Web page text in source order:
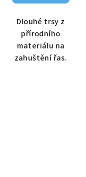
Dlouhé trsy z
přírodního
materiálu na
zahuštění řas.